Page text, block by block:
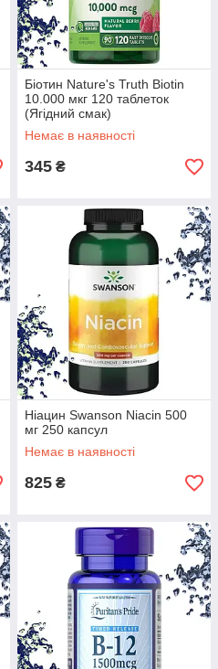
Біотин Nature's Truth Biotin
10.000 мкг 120 таблеток
(Ягідний смак)
Немає в наявності
345 ₴
Ніацин Swanson Niacin 500
мг 250 капсул
Немає в наявності
825 ₴